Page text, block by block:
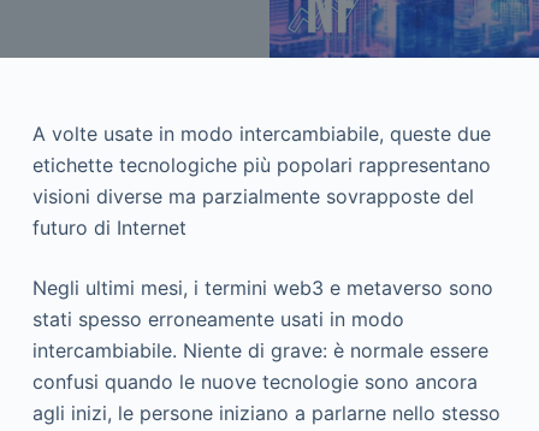
A volte usate in modo intercambiabile, queste due
etichette tecnologiche più popolari rappresentano
visioni diverse ma parzialmente sovrapposte del
futuro di Internet
Negli ultimi mesi, i termini web3 e metaverso sono
stati spesso erroneamente usati in modo
intercambiabile. Niente di grave: è normale essere
confusi quando le nuove tecnologie sono ancora
agli inizi, le persone iniziano a parlarne nello stesso